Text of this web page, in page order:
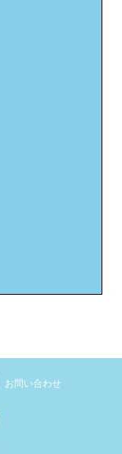
お問い合わせ